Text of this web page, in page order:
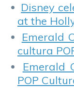
Disney
at the
Emerald
cultura
Emerald
POP